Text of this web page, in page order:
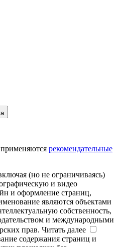
рекомендательные
(но не ограничиваясь)
и видео
и оформление страниц,
являются объектами
собственность,
и международными
прав. Читать далее
содержания страниц и